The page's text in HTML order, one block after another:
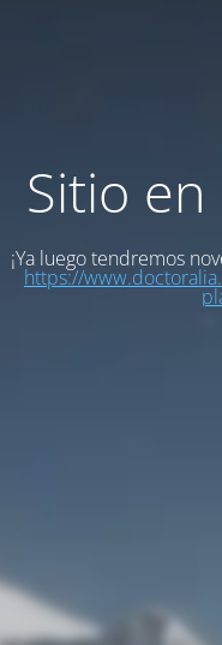
Sitio en
¡Ya luego tendremos
https://